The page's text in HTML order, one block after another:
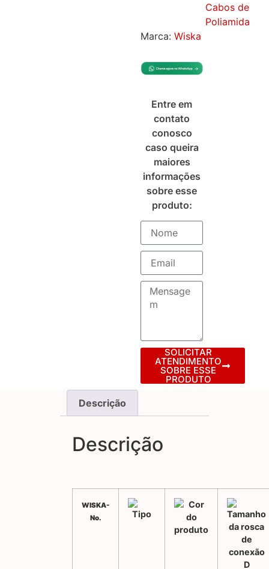
Cabos de
Poliamida
Marca: Wiska
Entre em
contato
conosco
caso queira
maiores
informações
sobre esse
produto:
SOLICITAR
ATENDIMENTO
SOBRE ESSE
PRODUTO
Descrição
Descrição
WISKA-
No.